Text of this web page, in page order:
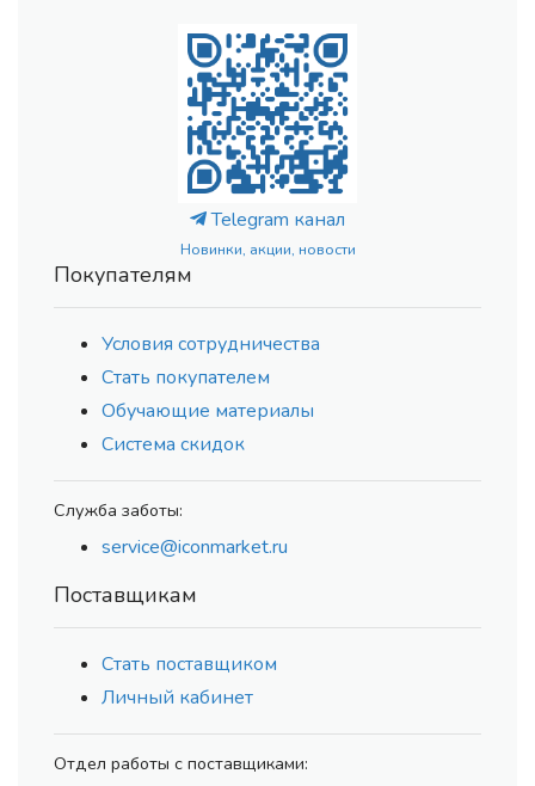
Telegram канал
Новинки, акции, новости
Покупателям
Условия сотрудничества
Стать покупателем
Обучающие материалы
Система скидок
Служба заботы:
service@iconmarket.ru
Поставщикам
Стать поставщиком
Личный кабинет
Отдел работы с поставщиками: